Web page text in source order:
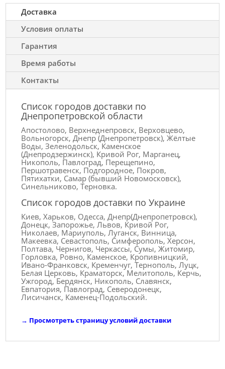
Доставка
Условия оплаты
Гарантия
Время работы
Контакты
Список городов доставки по
Днепропетровской области
Апостолово, Верхнеднепровск, Верховцево,
Вольногорск, Днепр (Днепропетровск), Жёлтые
Воды, Зеленодольск, Каменское
(Днепродзержинск), Кривой Рог, Марганец,
Никополь, Павлоград, Перещепино,
Першотравенск, Подгородное, Покров,
Пятихатки, Самар (бывший Новомосковск),
Синельниково, Терновка.
Список городов доставки по Украине
Киев, Харьков, Одесса, Днепр(Днепропетровск),
Донецк, Запорожье, Львов, Кривой Рог,
Николаев, Мариуполь, Луганск, Винница,
Макеевка, Севастополь, Симферополь, Херсон,
Полтава, Чернигов, Черкассы, Сумы, Житомир,
Горловка, Ровно, Каменское, Кропивницкий,
Ивано-Франковск, Кременчуг, Тернополь, Луцк,
Белая Церковь, Краматорск, Мелитополь, Керчь,
Ужгород, Бердянск, Никополь, Славянск,
Евпатория, Павлоград, Северодонецк,
Лисичанск, Каменец-Подольский.
→ Просмотреть страницу условий доставки